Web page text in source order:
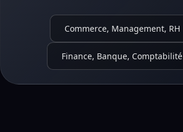
Commerce, Management, RH
Finance, Banque, Comptabilité